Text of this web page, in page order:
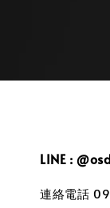
LINE :
連絡電話